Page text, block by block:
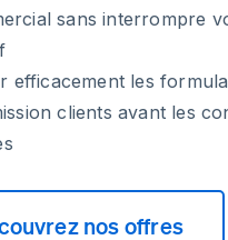
sans interrompre
efficacement les
clients avant les
nos offres